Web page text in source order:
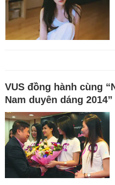
VUS đồng hành cùng
Nam duyên dáng 2014”